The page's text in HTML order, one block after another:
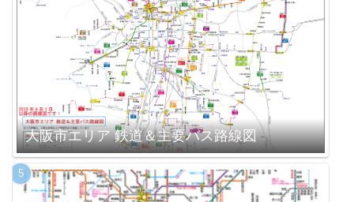
大阪市エリア 鉄道＆主要バス路線図